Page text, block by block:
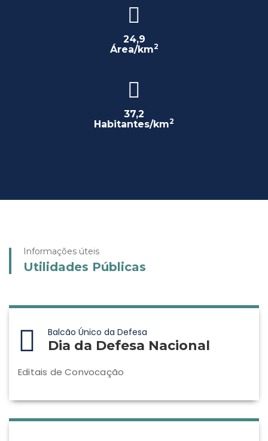
24,9
Área/km2
37,2
Habitantes/km2
Informações úteis
Utilidades Públicas
Balcão Único da Defesa
Dia da Defesa Nacional
Editais de Convocação